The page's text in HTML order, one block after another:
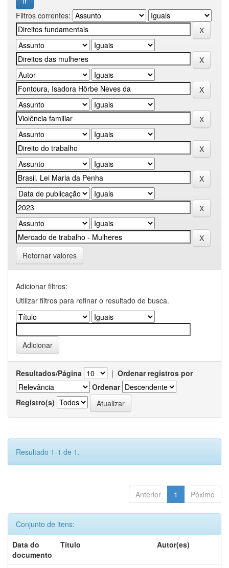
Filtros correntes:
Retornar valores
Adicionar filtros:
Utilizar filtros para refinar o resultado de busca.
Resultados/Página | Ordenar registros por
Ordenar
Registro(s)
Resultado 1-1 de 1.
Anterior 1 Póximo
Conjunto de itens:
Data do
documento
Título Autor(es)